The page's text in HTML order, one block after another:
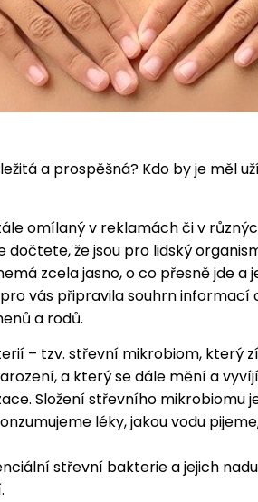
a prospěšná? Kdo by je měl
omílaný v reklamách či v
že jsou pro lidský
zcela jasno, o co přesně jde a
vás připravila souhrn
a rodů.
– tzv. střevní mikrobiom, který
a který se dále mění a
Složení střevního mikrobiomu
léky, jakou vodu
střevní bakterie a jejich